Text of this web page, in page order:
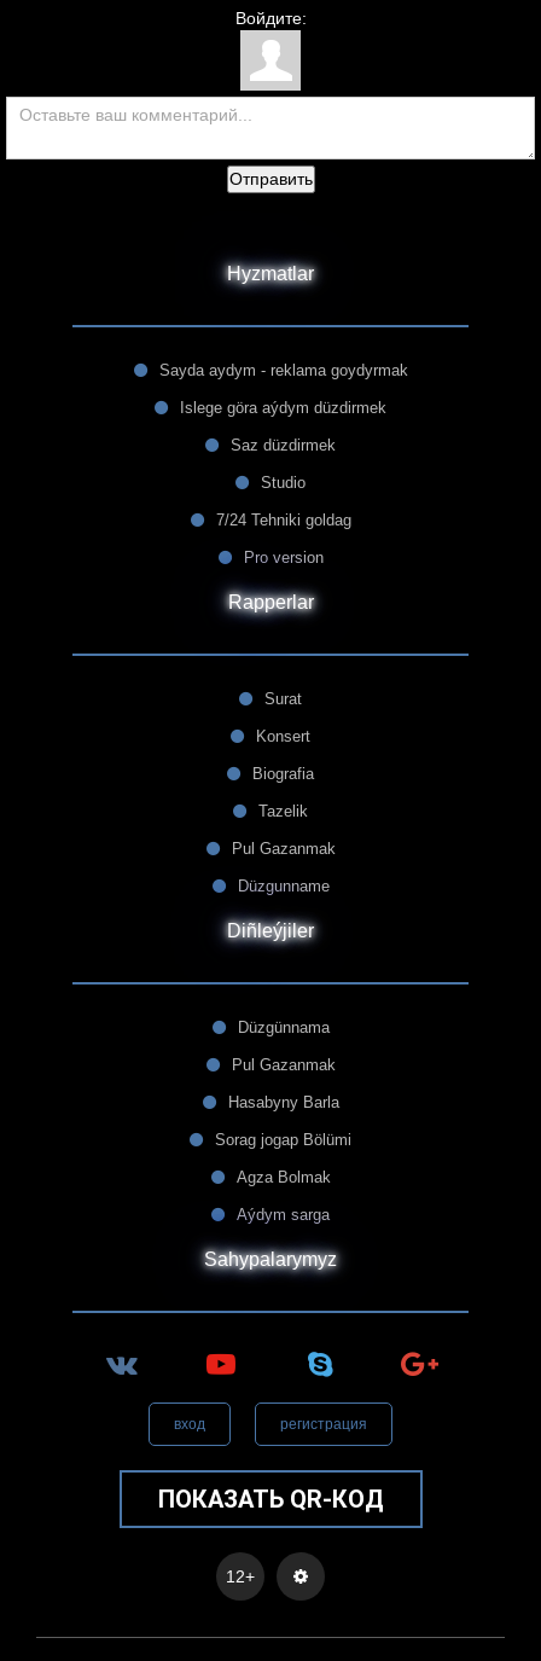
Войдите:
Отправить
Hyzmatlar
Sayda aydym - reklama goydyrmak
Islege göra aýdym düzdirmek
Saz düzdirmek
Studio
7/24 Tehniki goldag
Pro version
Rapperlar
Surat
Konsert
Biografia
Tazelik
Pul Gazanmak
Düzgunname
Diñleýjiler
Düzgünnama
Pul Gazanmak
Hasabyny Barla
Sorag jogap Bölümi
Agza Bolmak
Aýdym sarga
Sahypalarymyz
вход регистрация
ПОКАЗАТЬ QR-КОД
12+